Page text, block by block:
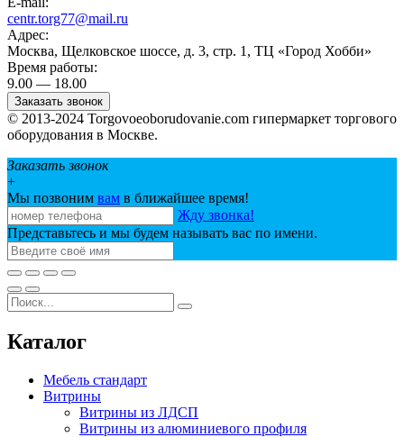
centr.torg77@mail.ru
Адрес:
Москва, Щелковское шоссе, д. 3, стр. 1, ТЦ «Город Хобби»
Время работы:
9.00 — 18.00
Заказать звонок
© 2013-2024 Torgovoeoborudovanie.com гипермаркет торгового
оборудования в Москве.
Заказать звонок
+
Мы позвоним вам в ближайшее время!
Жду звонка!
Представьтесь и мы будем называть вас по имени.
Каталог
Мебель стандарт
Витрины
Витрины из ЛДСП
Витрины из алюминиевого профиля